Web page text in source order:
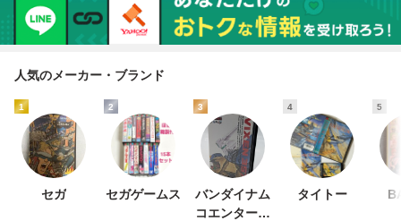
人気のメーカー・ブランド
1
セガ
2
セガゲームス
3
バンダイナム
コエンターテ
4
タイトー
5